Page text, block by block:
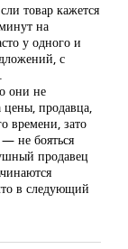
товар кажется
на
у одного и
с
они не
цены, продавца,
времени, зато
— не бояться
продавец
в следующий